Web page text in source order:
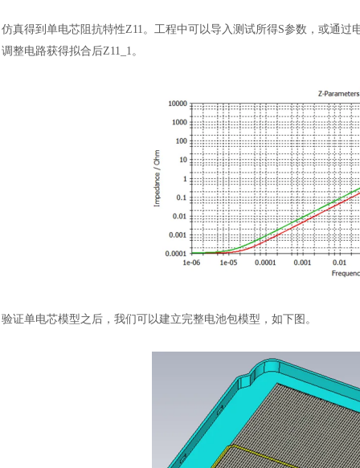
仿真得到单电芯阻抗特性Z11。工程中可以导入测试所得S参数，或通
调整电路获得拟合后Z11_1。
验证单电芯模型之后，我们可以建立完整电池包模型，如下图。